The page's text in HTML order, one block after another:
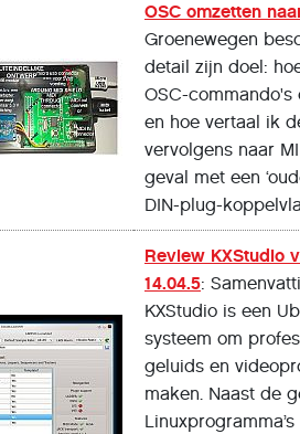
OSC omzetten
Groenewegen
detail zijn doel:
OSC-commando's
en hoe vertaal ik
vervolgens naar
geval met een
DIN-plug-
Review KXStudio
14.04.5:
KXStudio is een
systeem om
geluids­ en
maken. Naast de